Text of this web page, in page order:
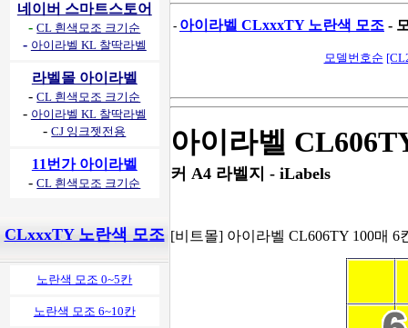
네이버 스마트스토어
-CL 흰색모조 크기순
- 아이라벨 KL 찰딱라벨
라벨몰 아이라벨
-CL 흰색모조 크기순
- 아이라벨 KL 찰딱라벨
-CJ 잉크젯전용
11번가 아이라벨
-CL 흰색모조 크기순
CLxxxTY 노란색 모조
노란색 모조 0~5칸
노란색 모조 6~10칸
- 아이라벨 CLxxxTY 노란색 모조 -
모델번호순
아이라벨
커 A4 라벨지 - iLabels
[비트몰] 아이라벨 CL606TY 100매 6